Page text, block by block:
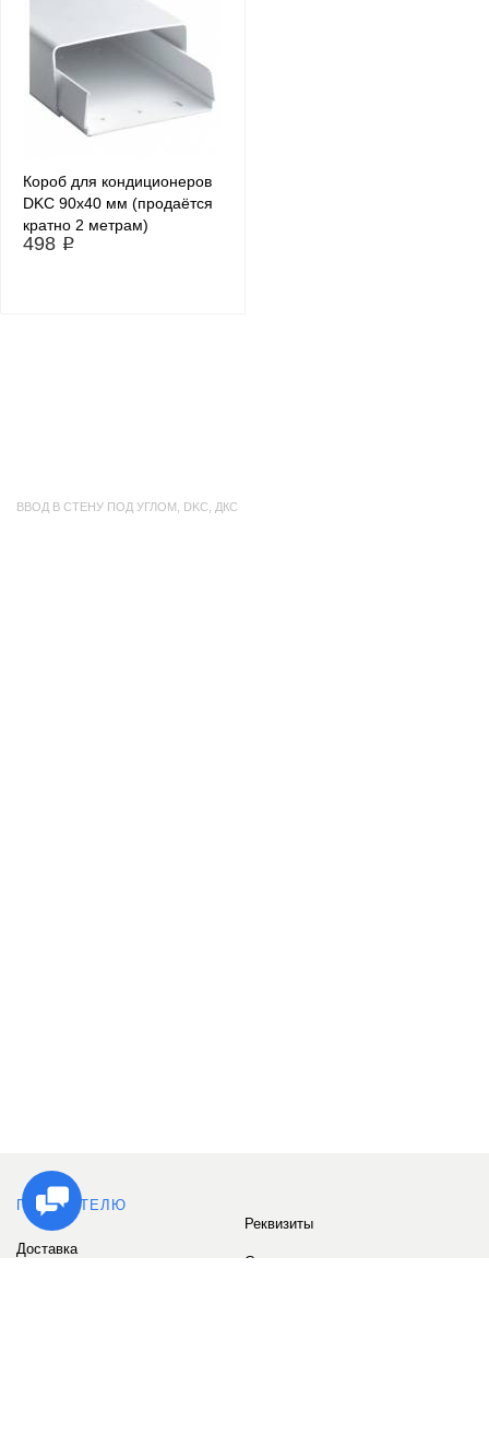
Короб для кондиционеров
DKC 90х40 мм (продаётся
кратно 2 метрам)
498 ₽
ВВОД В СТЕНУ ПОД УГЛОМ DKC ДКС
ПОКУПАТЕЛЮ
Доставка
Реквизиты
Сервис